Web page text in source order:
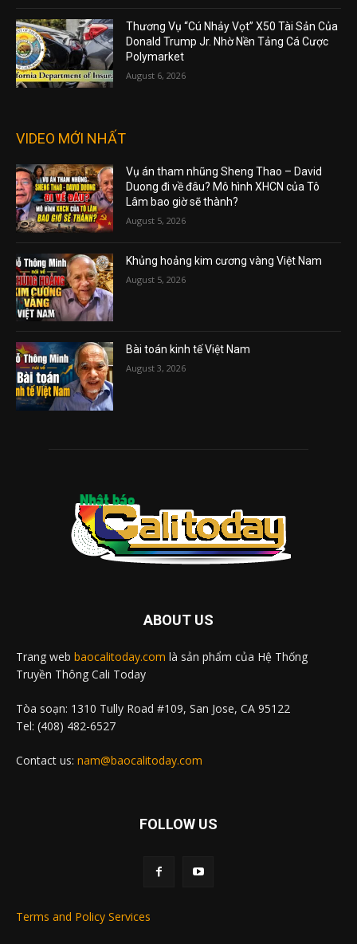
Thương Vụ “Cú Nhảy Vọt” X50 Tài Sản Của
Donald Trump Jr. Nhờ Nền Tảng Cá Cược
Polymarket
August 6, 2026
VIDEO MỚI NHẤT
Vụ án tham nhũng Sheng Thao – David
Duong đi về đâu? Mô hình XHCN của Tô
Lâm bao giờ sẽ thành?
August 5, 2026
Khủng hoảng kim cương vàng Việt Nam
August 5, 2026
Bài toán kinh tế Việt Nam
August 3, 2026
ABOUT US
Trang web baocalitoday.com là sản phẩm của Hệ Thống
Truyền Thông Cali Today
Tòa soạn: 1310 Tully Road #109, San Jose, CA 95122
Tel: (408) 482-6527
Contact us: nam@baocalitoday.com
FOLLOW US
Terms and Policy Services